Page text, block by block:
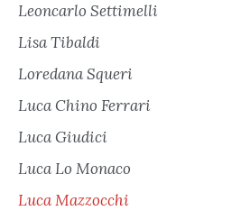
Leoncarlo Settimelli
Lisa Tibaldi
Loredana Squeri
Luca Chino Ferrari
Luca Giudici
Luca Lo Monaco
Luca Mazzocchi